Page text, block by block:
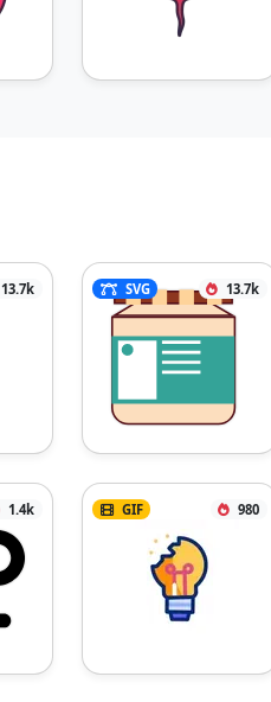
13.7k SVG 13.7k
1.4k GIF 980